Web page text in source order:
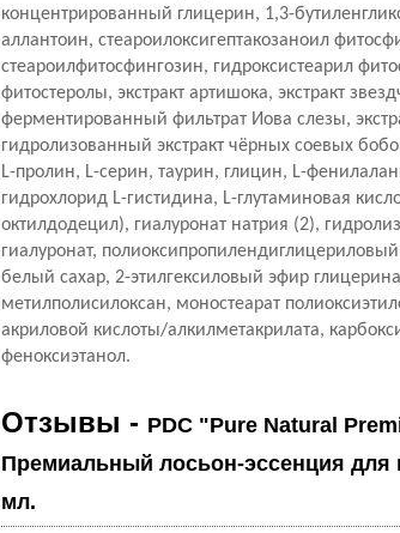
концентрированный глицерин, 1,3-
аллантоин, стеароилоксигептакозаноил
стеароилфитосфингозин, гидроксистеарил
фитостеролы, экстракт артишока, экстракт
ферментированный фильтрат Иова слезы,
гидролизованный экстракт чёрных соевых
L-пролин, L-серин, таурин, глицин, L-
гидрохлорид L-гистидина, L-глутаминовая
октилдодецил), гиалуронат натрия (2),
гиалуронат,
белый сахар, 2-этилгексиловый эфир
метилполисилоксан, моностеарат
акриловой кислоты/алкилметакрилата,
феноксиэтанол.
Отзывы - PDC "Pure Natural
Премиальный лосьон-эссенция для
мл.